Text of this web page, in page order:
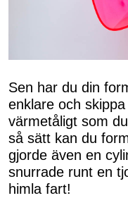
Sen har du din
enklare och
värmetåligt som
så sätt kan du
gjorde även en
snurrade runt en
himla fart!